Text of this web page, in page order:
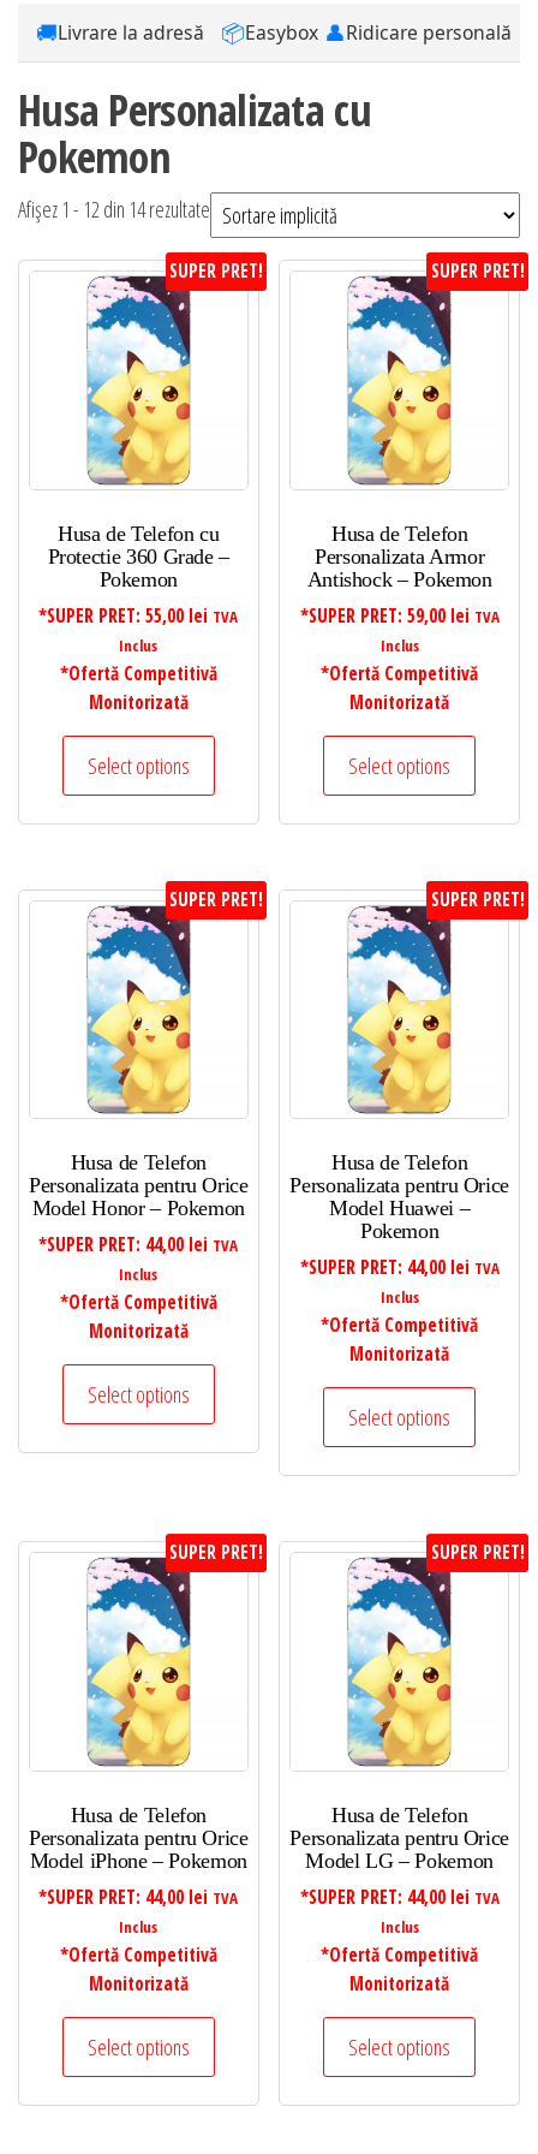
🚚Livrare la adresă 📦Easybox 👤Ridicare personală
Husa Personalizata cu
Pokemon
Afișez 1 - 12 din 14 rezultate
SUPER PRET!
Husa de Telefon cu
Protectie 360 Grade –
Pokemon
*SUPER PRET:55,00 lei TVA
Inclus
*Ofertă Competitivă
Monitorizată
Select options
SUPER PRET!
Husa de Telefon
Personalizata Armor
Antishock – Pokemon
*SUPER PRET: 59,00 lei TVA
Inclus
*Ofertă Competitivă
Monitorizată
Select options
SUPER PRET!
Husa de Telefon
Personalizata pentru Orice
Model Honor – Pokemon
*SUPER PRET: 44,00 lei TVA
Inclus
*Ofertă Competitivă
Monitorizată
Select options
SUPER PRET!
Husa de Telefon
Personalizata pentru Orice
Model Huawei –
Pokemon
*SUPER PRET: 44,00 lei TVA
Inclus
*Ofertă Competitivă
Monitorizată
Select options
SUPER PRET!
Husa de Telefon
Personalizata pentru Orice
Model iPhone – Pokemon
*SUPER PRET: 44,00 lei TVA
Inclus
*Ofertă Competitivă
Monitorizată
Select options
SUPER PRET!
Husa de Telefon
Personalizata pentru Orice
Model LG – Pokemon
*SUPER PRET: 44,00 lei TVA
Inclus
*Ofertă Competitivă
Monitorizată
Select options